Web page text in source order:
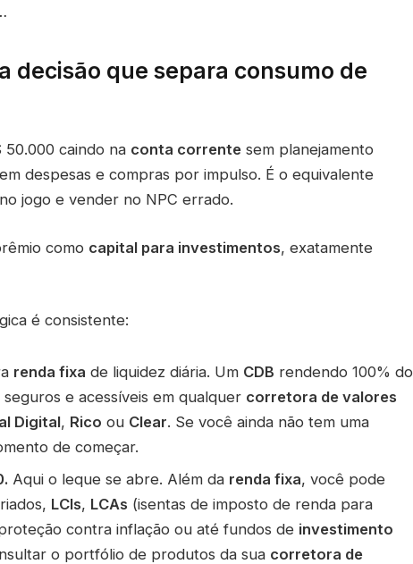
decisão que separa consumo de
50.000 caindo na conta corrente sem planejamento
despesas e compras por impulso. É o equivalente
jogo e vender no NPC errado.
como capital para investimentos, exatamente
é consistente:
renda fixa de liquidez diária. Um CDB rendendo 100% do
seguros e acessíveis em qualquer corretora de valores
Digital, Rico ou Clear. Se você ainda não tem uma
de começar.
Aqui o leque se abre. Além da renda fixa, você pode
LCIs, LCAs (isentas de imposto de renda para
contra inflação ou até fundos de investimento
o portfólio de produtos da sua corretora de